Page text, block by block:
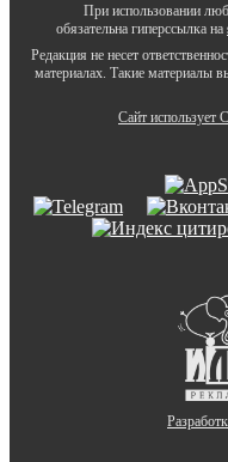
При использовании
обязательна гиперссылка на
Редакция не несет
материалах. Такие материалы
Сайт использует